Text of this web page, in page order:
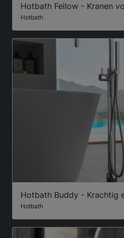
Hotbath Fellow - Kranen
Hotbath
Hotbath Buddy - Krachtig
Hotbath